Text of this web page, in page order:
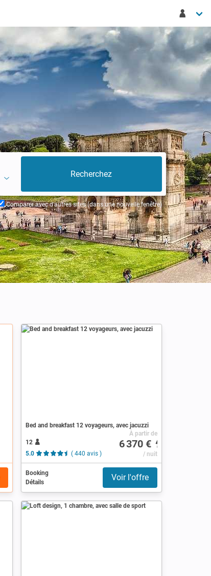
Comparer avec d'autres sites (dans une nouvelle fenêtre)
Bed and breakfast 12 voyageurs, avec jacuzzi
12
5.0
( 440 avis )
À partir de
6 370 €
/ nuit
Booking
Détails
Voir l'offre